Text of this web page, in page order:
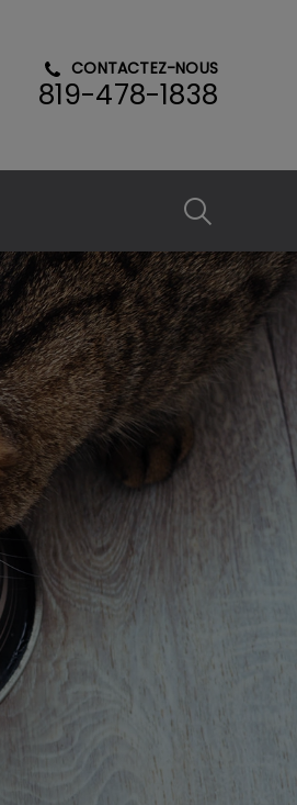
CONTACTEZ-NOUS
819-478-1838
Envoyer